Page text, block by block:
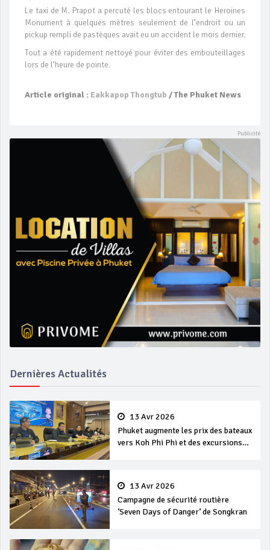
Le taxi de M. Prapot a percuté les blocs entourant le Heroines
Monument à quelques mètres seulement de l’endroit ou un
pickup rempli de pastèques avait eu un accident le mois dernier.
Tout a été rapidement nettoyé pour éviter des embouteillages
lors de l’heure de pointe.
Article original : Eakkapop Thongtub / The Phuket News
Dernières Actualités
13 Avr 2026
Phuket augmente les prix des bateaux
vers Koh Phi Phi et des excursions
13 Avr 2026
Campagne de sécurité routière
‘Seven Days of Danger’ de Songkran